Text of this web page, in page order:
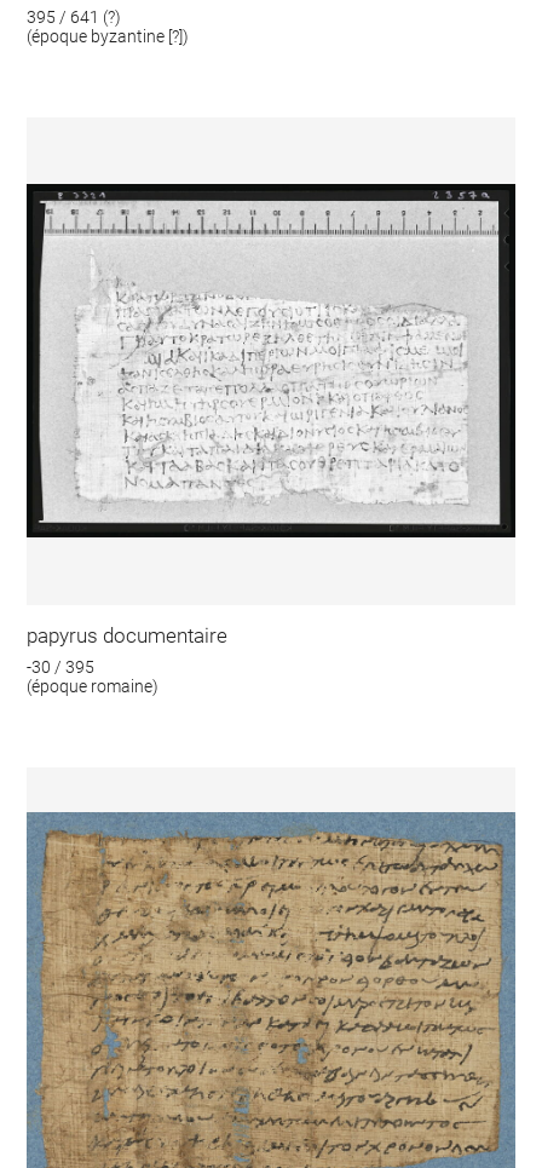
395 / 641 (?)
(époque byzantine [?])
papyrus documentaire
-30 / 395
(époque romaine)